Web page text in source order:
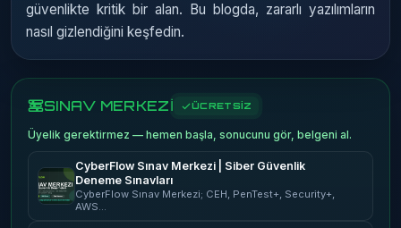
güvenlikte kritik bir alan. Bu blogda, zararlı yazılımların
nasıl gizlendiğini keşfedin.
SINAV MERKEZİ ÜCRETSİZ
Üyelik gerektirmez — hemen başla, sonucunu gör, belgeni al.
CyberFlow Sınav Merkezi | Siber Güvenlik
Deneme Sınavları
CyberFlow Sınav Merkezi; CEH, PenTest+, Security+,
AWS…